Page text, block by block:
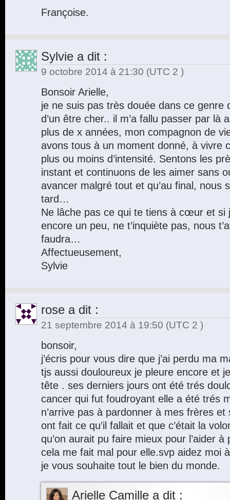
Françoise.
Sylvie a dit :
9 octobre 2014 à 21:30 (UTC 2 )
Bonsoir Arielle,
je ne suis pas très douée dans ce genre
d’un être cher.. il m’a fallu passer par là
plus de x années, mon compagnon de
avons tous à un moment donné, à vivre
plus ou moins d’intensité. Sentons les
instant et continuons de les aimer sans
avancer malgré tout et qu’au final, nous
tard…
Ne lâche pas ce qui te tiens à cœur et si
encore un peu, ne t’inquiète pas, nous
faudra…
Affectueusement,
Sylvie
rose a dit :
21 septembre 2014 à 19:50 (UTC 2 )
bonsoir,
j’écris pour vous dire que j’ai perdu ma
tjs aussi douloureux je pleure encore et
tête . ses derniers jours ont été trés
cancer qui fut foudroyant elle a été trés
n’arrive pas à pardonner à mes frères et
ont fait ce qu’il fallait et que c’était la
qu’on aurait pu faire mieux pour l’aider
cela me fait mal pour elle.svp aidez moi
je vous souhaite tout le bien du monde.
Arielle Camille a dit :